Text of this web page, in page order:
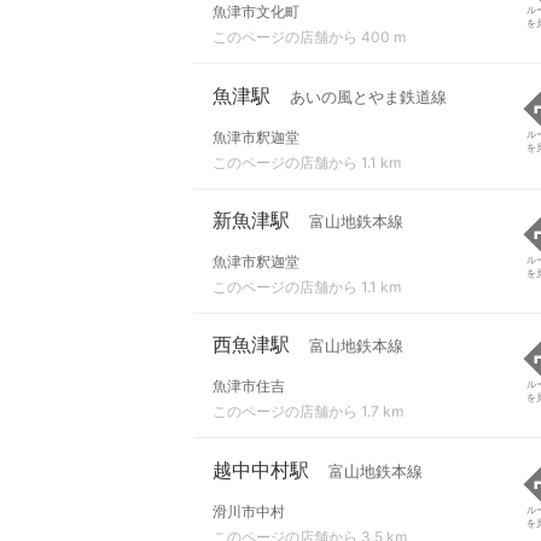
魚津市文化町
このページの店舗から 400 m
ル
を
魚津駅 あいの風とやま鉄道線
魚津市釈迦堂
このページの店舗から 1.1 km
ル
を
新魚津駅 富山地鉄本線
魚津市釈迦堂
このページの店舗から 1.1 km
ル
を
西魚津駅 富山地鉄本線
魚津市住吉
このページの店舗から 1.7 km
ル
を
越中中村駅 富山地鉄本線
滑川市中村
このページの店舗から 3.5 km
ル
を